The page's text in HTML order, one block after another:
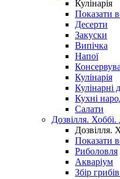
Кулінарія
Показати
Десерти
Закуски
Випічка
Напої
Кулінарія
Кулінарні
Кухні
Салати
Дозвілля.
Дозвілля.
Показати
Риболовля
Акваріум
Збір